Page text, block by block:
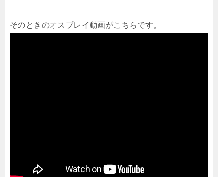
そのときのオスプレイ動画がこちらです。